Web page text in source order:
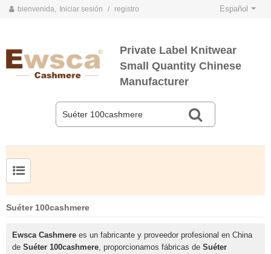
bienvenida, Iniciar sesión / registro Español
Private Label Knitwear
Small Quantity Chinese
Manufacturer
Suéter 100cashmere
Ewsca Cashmere es un fabricante y proveedor profesional en China
de Suéter 100cashmere, proporcionamos fábricas de Suéter